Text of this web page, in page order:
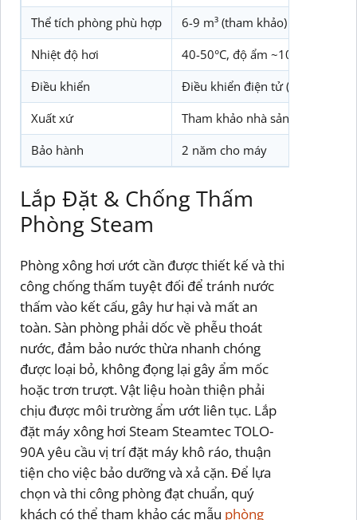
Thể tích phòng phù hợp 6-9 m³ (tham khảo)
Nhiệt độ hơi 40-50°C, độ ẩm ~100%
Điều khiển Điều khiển điện tử (tham khảo)
Xuất xứ Tham khảo nhà sản xuất
Bảo hành 2 năm cho máy
Lắp Đặt & Chống Thấm
Phòng Steam
Phòng xông hơi ướt cần được thiết kế và thi
công chống thấm tuyệt đối để tránh nước
thấm vào kết cấu, gây hư hại và mất an
toàn. Sàn phòng phải dốc về phễu thoát
nước, đảm bảo nước thừa nhanh chóng
được loại bỏ, không đọng lại gây ẩm mốc
hoặc trơn trượt. Vật liệu hoàn thiện phải
chịu được môi trường ẩm ướt liên tục. Lắp
đặt máy xông hơi Steam Steamtec TOLO-
90A yêu cầu vị trí đặt máy khô ráo, thuận
tiện cho việc bảo dưỡng và xả cặn. Để lựa
chọn và thi công phòng đạt chuẩn, quý
khách có thể tham khảo các mẫu phòng